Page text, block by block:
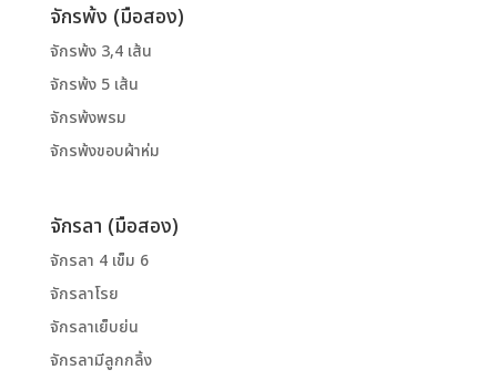
จักรพ้ง (มือสอง)
จักรพ้ง 3,4 เส้น
จักรพ้ง 5 เส้น
จักรพ้งพรม
จักรพ้งขอบผ้าห่ม
จักรลา (มือสอง)
จักรลา 4 เข็ม 6
จักรลาโรย
จักรลาเย็บย่น
จักรลามีลูกกลิ้ง